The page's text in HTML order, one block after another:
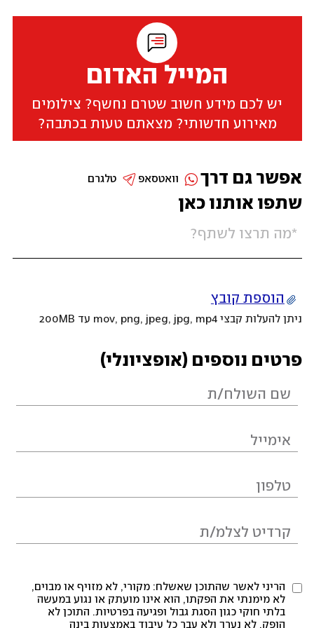
המייל האדום
יש לכם מידע חשוב שטרם נחשף? צילומים
מאירוע חדשותי? מצאתם טעות בכתבה?
שתפו אותנו כאן
הוספת קובץ
ניתן להעלות קבצי mov, png, jpeg, jpg, mp4 עד 200MB
פרטים נוספים (אופציונלי)
הריני לאשר שהתוכן שאשלח: מקורי, לא מזויף או מבוים,
לא מימנתי את הפקתו, הוא אינו מועתק או נגוע במעשה
בלתי חוקי כגון הסגת גבול ופגיעה בפרטיות. התוכן לא
הופק, לא נערך ולא עבר כל עיבוד באמצעות בינה
אפשר גם דרך טלגרם וואטסאפ